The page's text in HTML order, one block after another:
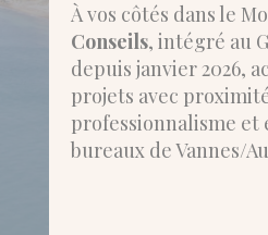
À vos côtés dans le
Conseils, intégré au
depuis janvier 2026,
projets avec
professionnalisme et
bureaux de Vannes/